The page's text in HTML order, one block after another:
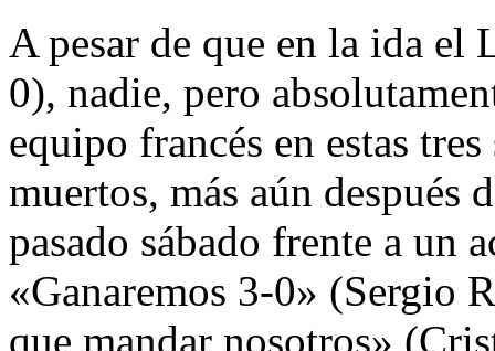
A pesar de que en la ida
0), nadie, pero
equipo francés en estas
muertos, más aún después
pasado sábado frente a un
«Ganaremos 3-0» (Sergio
que mandar nosotros»